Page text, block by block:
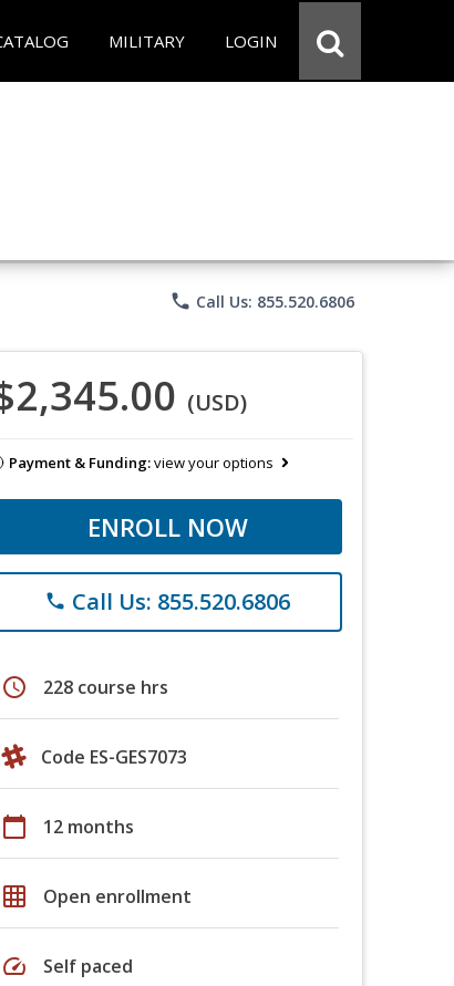
MILITARY LOGIN
phone Call Us: 855.520.6806
(USD)
Payment & Funding:view your options
ENROLL NOW
phone Call Us: 855.520.6806
schedule 228 course hrs
Code ES-GES7073
calendar_today 12 months
grid_on Open enrollment
speed Self paced